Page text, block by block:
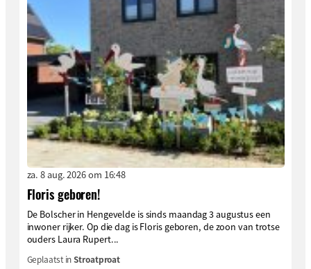
za. 8 aug. 2026 om 16:48
Floris geboren!
De Bolscher in Hengevelde is sinds maandag 3 augustus een
inwoner rijker. Op die dag is Floris geboren, de zoon van trotse
ouders Laura Rupert...
Geplaatst inStroatproat